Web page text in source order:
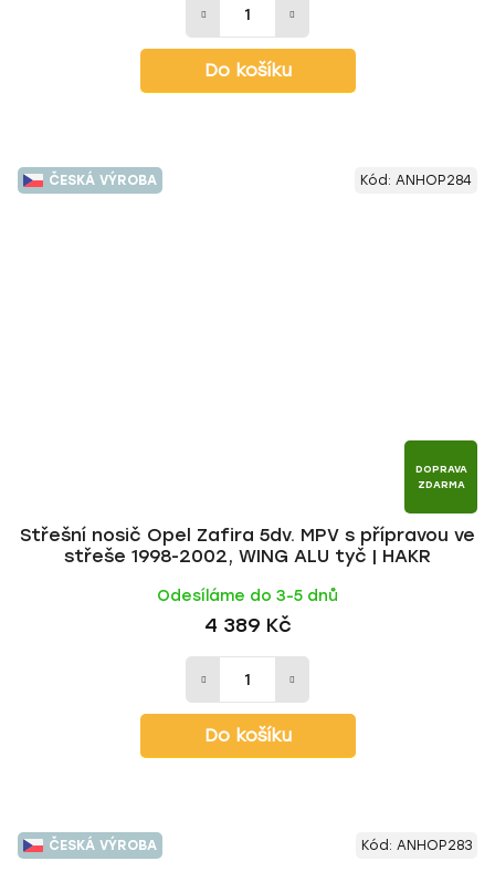
Do košíku
ČESKÁ VÝROBA
DOPRAVA
ZDARMA
Střešní nosič Opel Zafira 5dv. MPV s přípravou ve
střeše 1998-2002, WING ALU tyč | HAKR
Odesíláme do 3-5 dnů
4 389 Kč
Do košíku
Kód: ANHOP284
ČESKÁ VÝROBA Kód: ANHOP283